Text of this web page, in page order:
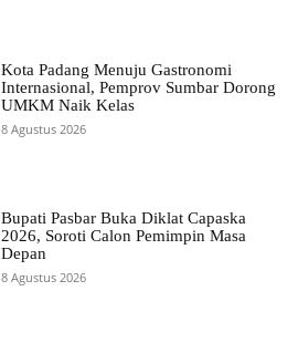
Kota Padang Menuju Gastronomi
Internasional, Pemprov Sumbar Dorong
UMKM Naik Kelas
8 Agustus 2026
Bupati Pasbar Buka Diklat Capaska
2026, Soroti Calon Pemimpin Masa
Depan
8 Agustus 2026